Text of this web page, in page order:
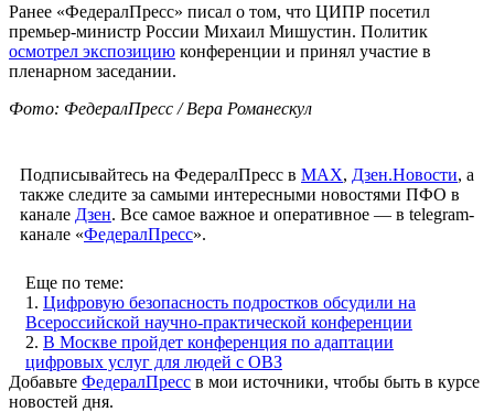
Ранее «ФедералПресс» писал о том, что ЦИПР посетил
премьер-министр России Михаил Мишустин. Политик
осмотрел экспозицию конференции и принял участие в
пленарном заседании.
Фото: ФедералПресс / Вера Романескул
Подписывайтесь на ФедералПресс в МАХ, Дзен.Новости, а
также следите за самыми интересными новостями ПФО в
канале Дзен. Все самое важное и оперативное — в telegram-
канале «ФедералПресс».
Еще по теме:
1. Цифровую безопасность подростков обсудили на
Всероссийской научно-практической конференции
2. В Москве пройдет конференция по адаптации
цифровых услуг для людей с ОВЗ
Добавьте ФедералПресс в мои источники, чтобы быть в курсе
новостей дня.